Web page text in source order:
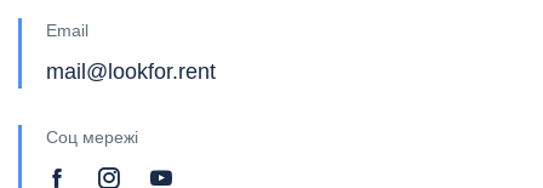
Email
mail@lookfor.rent
Соц мережі